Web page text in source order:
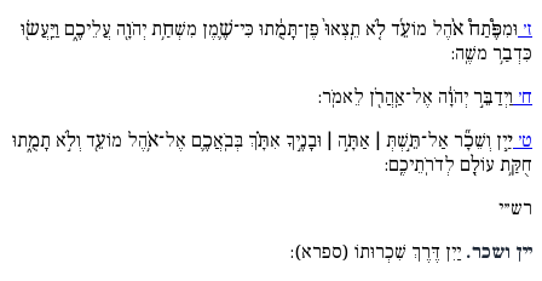
ז׳ וּמִפֶּ֩תַח֩ אֹ֨הֶל מוֹעֵ֜ד לֹ֤א תֵֽצְאוּ֙ פֶּן־תָּמֻ֔תוּ כִּי־שֶׁ֛מֶן מִשְׁחַ֥ת יְהֹוָ֖ה עֲלֵיכֶ֑ם וַיַּֽעֲשׂ֖וּ
כִּדְבַ֥ר משֶֽׁה:
ח׳ וַיְדַבֵּ֣ר יְהֹוָ֔ה אֶל־אַֽהֲרֹ֖ן לֵאמֹֽר:
ט׳ יַ֣יִן וְשֵׁכָ֞ר אַל־תֵּ֣שְׁתְּ | אַתָּ֣ה | וּבָנֶ֣יךָ אִתָּ֗ךְ בְּבֹֽאֲכֶ֛ם אֶל־אֹ֥הֶל מוֹעֵ֖ד וְלֹ֣א תָמֻ֑תוּ
חֻקַּ֥ת עוֹלָ֖ם לְדֹרֹֽתֵיכֶֽם:
רש״י
יין ושכר. יַיִן דֶּרֶךְ שִׁכְרוּתוֹ (ספרא):